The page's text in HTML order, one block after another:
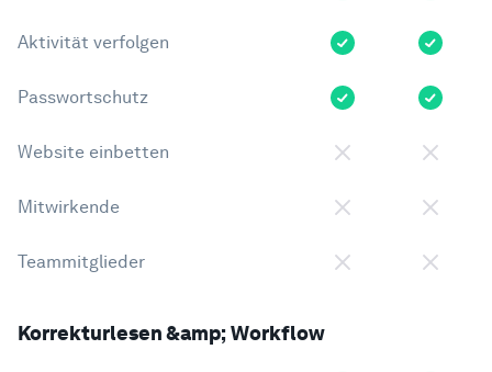
Aktivität verfolgen
Passwortschutz
Website einbetten
Mitwirkende
Teammitglieder
Korrekturlesen &amp; Workflow